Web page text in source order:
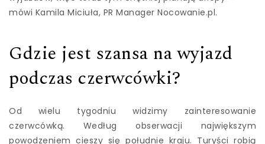
mówi Kamila Miciuła, PR Manager Nocowanie.pl.
Gdzie jest szansa na wyjazd
podczas czerwcówki?
Od wielu tygodniu widzimy zainteresowanie
czerwcówką. Według obserwacji największym
powodzeniem cieszy się południe kraju. Turyści robią